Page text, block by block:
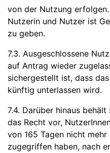
von der Nutzung
Nutzerin und Nutzer ist
zu geben.
7.3. Ausgeschlossene
auf Antrag wieder
sichergestellt ist, dass
künftig unterlassen wird.
7.4. Darüber hinaus
das Recht vor,
von 165 Tagen nicht
zugegriffen haben, nach